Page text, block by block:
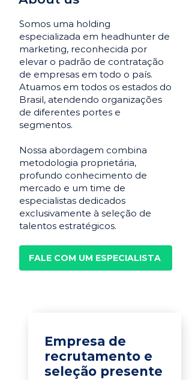
Somos uma holding
especializada em headhunter de
marketing, reconhecida por
elevar o padrão de contratação
de empresas em todo o país.
Atuamos em todos os estados do
Brasil, atendendo organizações
de diferentes portes e
segmentos.
Nossa abordagem combina
metodologia proprietária,
profundo conhecimento de
mercado e um time de
especialistas dedicados
exclusivamente à seleção de
talentos estratégicos.
FALE COM UM ESPECIALISTA
Empresa de
recrutamento e
seleção presente